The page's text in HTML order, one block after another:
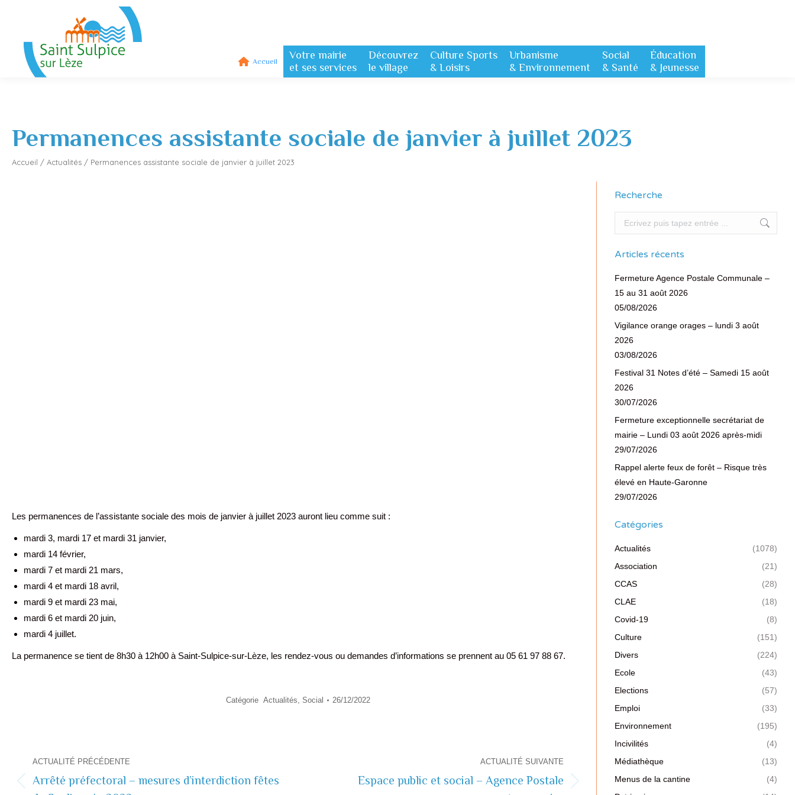
Accueil
Votre mairie
et ses services
Découvrez
le village
Culture Sports
& Loisirs
Urbanisme
& Environnement
Social
& Santé
Éducation
& Jeunesse
Permanences assistante sociale de janvier à juillet 2023
Accueil / Actualités / Permanences assistante sociale de janvier à juillet 2023
Les permanences de l’assistante sociale des mois de janvier à juillet 2023 auront lieu comme suit :
mardi 3, mardi 17 et mardi 31 janvier,
mardi 14 février,
mardi 7 et mardi 21 mars,
mardi 4 et mardi 18 avril,
mardi 9 et mardi 23 mai,
mardi 6 et mardi 20 juin,
mardi 4 juillet.
La permanence se tient de 8h30 à 12h00 à Saint-Sulpice-sur-Lèze, les rendez-vous ou demandes d’informations se prennent au 05 61 97 88 67.
Catégorie Actualités, Social 26/12/2022
Navigation
de
ACTUALITÉ PRÉCÉDENTE
Arrêté préfectoral – mesures d’interdiction fêtes
ACTUALITÉ SUIVANTE
Espace public et social – Agence Postale
Recherche
Recherche
Articles récents
Fermeture Agence Postale Communale –
15 au 31 août 2026
05/08/2026
Vigilance orange orages – lundi 3 août
2026
03/08/2026
Festival 31 Notes d’été – Samedi 15 août
2026
30/07/2026
Fermeture exceptionnelle secrétariat de
mairie – Lundi 03 août 2026 après-midi
29/07/2026
Rappel alerte feux de forêt – Risque très
élevé en Haute-Garonne
29/07/2026
Catégories
Actualités
(1078)
Association
(21)
CCAS
(28)
CLAE
(18)
Covid-19
(8)
Culture
(151)
Divers
(224)
Ecole
(43)
Elections
(57)
Emploi
(33)
Environnement
(195)
Incivilités
(4)
Médiathèque
(13)
Menus de la cantine
(4)